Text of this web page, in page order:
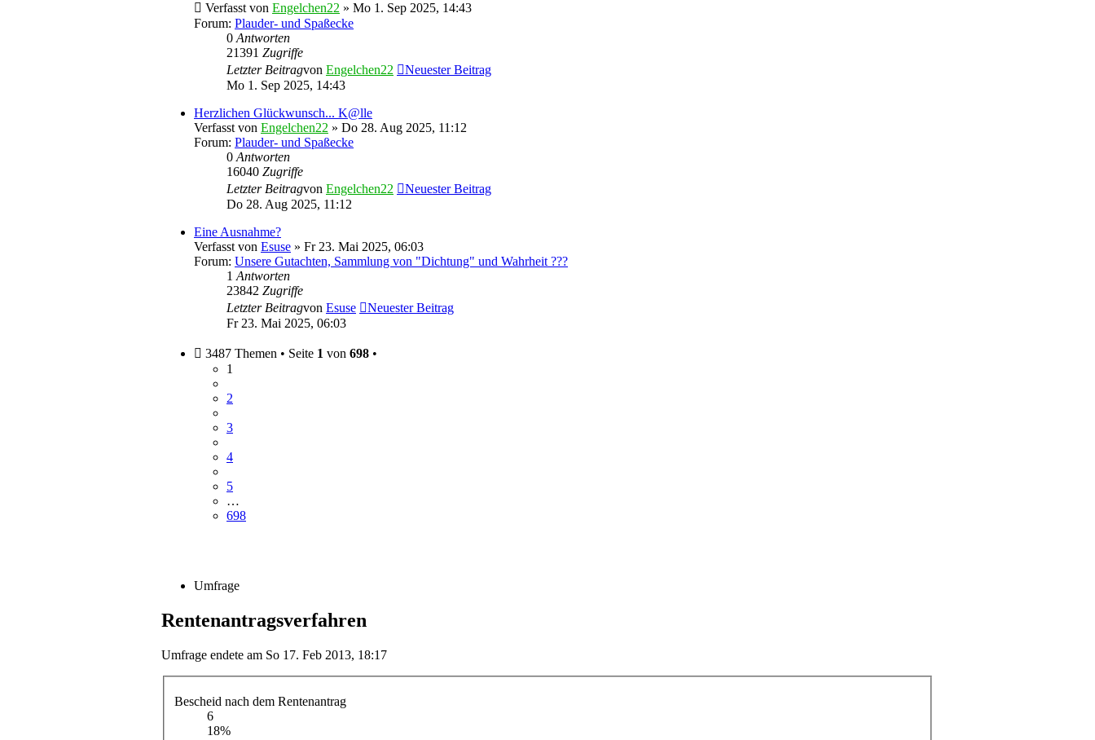
Verfasst von Engelchen22 » Mo 1. Sep 2025, 14:43
Forum: Plauder- und Spaßecke
0 Antworten
21391 Zugriffe
Letzter Beitragvon Engelchen22
Neuester Beitrag
Mo 1. Sep 2025, 14:43
Herzlichen Glückwunsch... K@lle
Verfasst von Engelchen22 » Do 28. Aug 2025, 11:12
Forum: Plauder- und Spaßecke
0 Antworten
16040 Zugriffe
Letzter Beitragvon Engelchen22
Neuester Beitrag
Do 28. Aug 2025, 11:12
Eine Ausnahme?
Verfasst von Esuse » Fr 23. Mai 2025, 06:03
Forum: Unsere Gutachten, Sammlung von "Dichtung" und Wahrheit ???
1 Antworten
23842 Zugriffe
Letzter Beitragvon Esuse
Neuester Beitrag
Fr 23. Mai 2025, 06:03
3487 Themen • Seite 1 von 698 •
1
2
3
4
5
…
698
Umfrage
Rentenantragsverfahren
Umfrage endete am So 17. Feb 2013, 18:17
Bescheid nach dem Rentenantrag
6
18%